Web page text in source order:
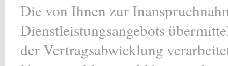
Die von Ihnen zur
Dienstleistungsangebots
der Vertragsabwicklung